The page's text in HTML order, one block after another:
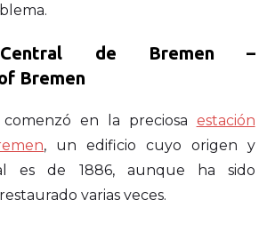
Central de Bremen –
Bremen
comenzó en la preciosa estación
, un edificio cuyo origen y
es de 1886, aunque ha sido
varias veces.